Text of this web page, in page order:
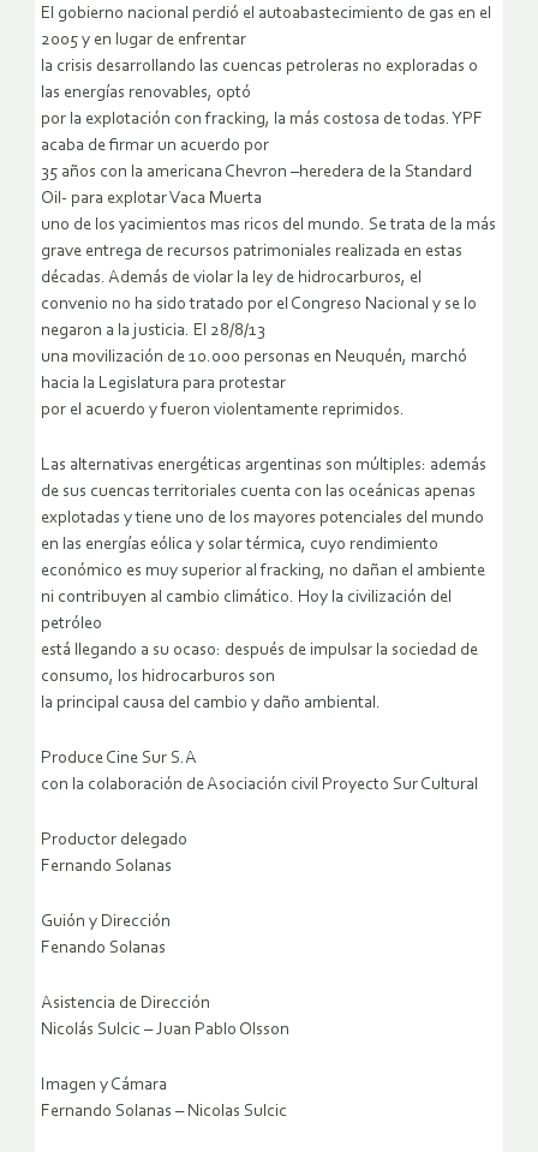
El gobierno nacional perdió el autoabastecimiento de gas en el
2005 y en lugar de enfrentar
la crisis desarrollando las cuencas petroleras no exploradas o
las energías renovables, optó
por la explotación con fracking, la más costosa de todas. YPF
acaba de firmar un acuerdo por
35 años con la americana Chevron –heredera de la Standard
Oil- para explotar Vaca Muerta
uno de los yacimientos mas ricos del mundo. Se trata de la más
grave entrega de recursos patrimoniales realizada en estas
décadas. Además de violar la ley de hidrocarburos, el
convenio no ha sido tratado por el Congreso Nacional y se lo
negaron a la justicia. El 28/8/13
una movilización de 10.000 personas en Neuquén, marchó
hacia la Legislatura para protestar
por el acuerdo y fueron violentamente reprimidos.
Las alternativas energéticas argentinas son múltiples: además
de sus cuencas territoriales cuenta con las oceánicas apenas
explotadas y tiene uno de los mayores potenciales del mundo
en las energías eólica y solar térmica, cuyo rendimiento
económico es muy superior al fracking, no dañan el ambiente
ni contribuyen al cambio climático. Hoy la civilización del
petróleo
está llegando a su ocaso: después de impulsar la sociedad de
consumo, los hidrocarburos son
la principal causa del cambio y daño ambiental.
Produce Cine Sur S.A
con la colaboración de Asociación civil Proyecto Sur Cultural
Productor delegado
Fernando Solanas
Guión y Dirección
Fenando Solanas
Asistencia de Dirección
Nicolás Sulcic – Juan Pablo Olsson
Imagen y Cámara
Fernando Solanas – Nicolas Sulcic